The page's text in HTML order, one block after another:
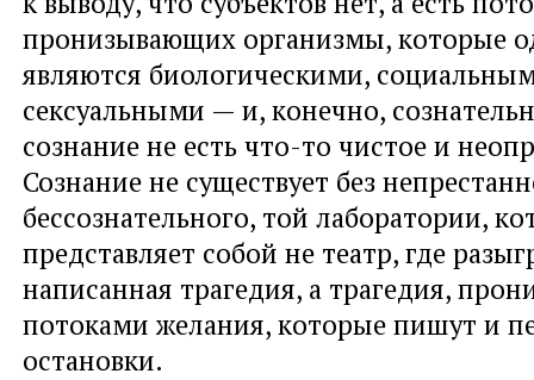
пронизывающих организмы, которые
являются биологическими,
сексуальными — и, конечно,
сознание не есть что-то чистое и
Сознание не существует без
бессознательного, той лаборатории,
представляет собой не театр, где
написанная трагедия, а трагедия,
потоками желания, которые пишут и
остановки.